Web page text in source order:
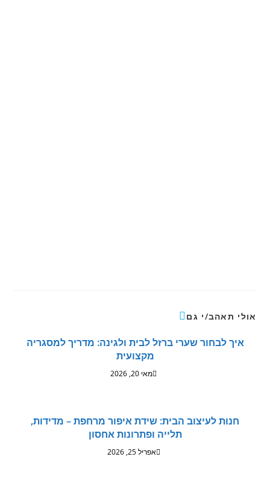
אולי תאהב/י גם
איך לבחור שערי ברזל לבית ולגינה: מדריך למסגריה
מקצועית
מאי 20, 2026
חנות לעיצוב הבית: שידת איפור מרחפת – מדידות,
תלייה ופתרונות אחסון
אפריל 25, 2026